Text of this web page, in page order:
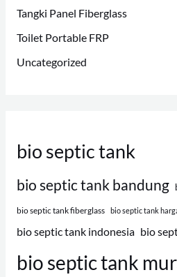
Tangki Panel Fiberglass
Toilet Portable FRP
Uncategorized
bio septic tank
bio septic tank bandung
bio septic tank fiberglass bio septic tank
bio septic tank indonesia bio
bio septic tank